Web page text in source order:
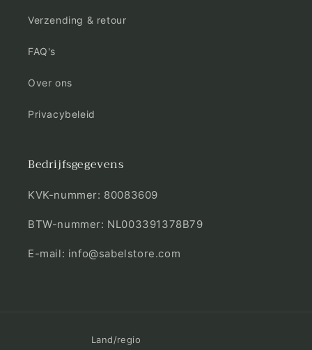
Verzending & retour
FAQ's
Over ons
Privacybeleid
Bedrijfsgegevens
KVK-nummer: 80083609
BTW-nummer: NL003391378B79
E-mail: info@sabelstore.com
Land/regio